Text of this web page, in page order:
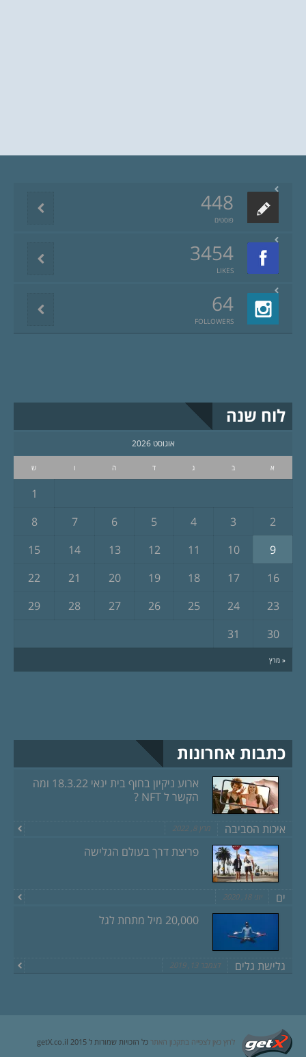
448
פוסטים
3454
LIKES
64
FOLLOWERS
לוח שנה
אוגוסט 2026
א ב ג ד ה ו ש
« מרץ
1
2
3
4
5
6
7
8
9
10
11
12
13
14
15
16
17
18
19
20
21
22
23
24
25
26
27
28
29
30
31
כתבות אחרונות
ארוע ניקיון בחוף בית ינאי 18.3.22 ומה
הקשר ל NFT ?
איכות הסביבה מרץ 8, 2022
פריצת דרך בעולם הגלישה
ים יוני 18, 2020
20,000 מיל מתחת לגל
גלישת גלים דצמבר 13, 2019
לחץ כאן לצפייה בתקנון האתר כל הזכויות שמורות ל getX.co.il 2015